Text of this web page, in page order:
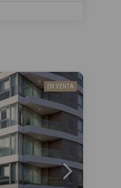
EN VENTA